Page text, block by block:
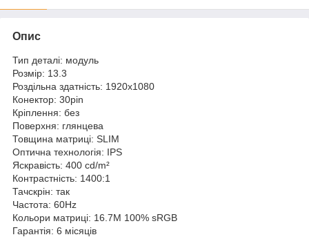
Опис
Тип деталі: модуль
Розмір: 13.3
Роздільна здатність: 1920x1080
Конектор: 30pin
Кріплення: без
Поверхня: глянцева
Товщина матриці: SLIM
Оптична технологія: IPS
Яскравість: 400 cd/m²
Контрастність: 1400:1
Тачскрін: так
Частота: 60Hz
Кольори матриці: 16.7M 100% sRGB
Гарантія: 6 місяців